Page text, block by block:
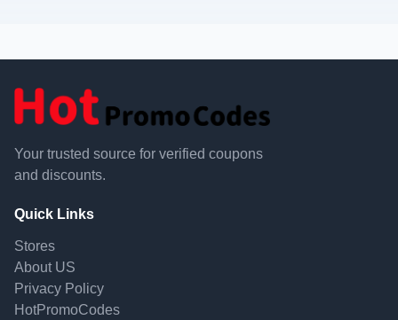
Your trusted source for verified coupons
and discounts.
Quick Links
Stores
About US
Privacy Policy
HotPromoCodes